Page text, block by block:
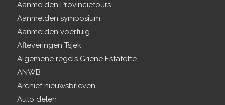
Aanmelden Provincietours
Aanmelden symposium
Aanmelden voertuig
Afleveringen Tsjek
Algemene regels Griene Estafette
ANWB
Archief nieuwsbrieven
Auto delen